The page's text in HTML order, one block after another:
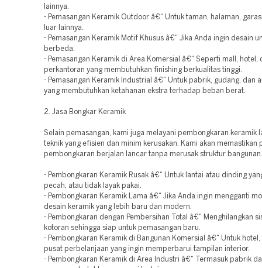
lainnya.
- Pemasangan Keramik Outdoor â€“ Untuk taman, halaman,
luar lainnya.
- Pemasangan Keramik Motif Khusus â€“ Jika Anda ingin desain
berbeda.
- Pemasangan Keramik di Area Komersial â€“ Seperti mall, hotel,
perkantoran yang membutuhkan finishing berkualitas tinggi.
- Pemasangan Keramik Industrial â€“ Untuk pabrik, gudang, dan
yang membutuhkan ketahanan ekstra terhadap beban berat.
2. Jasa Bongkar Keramik
Selain pemasangan, kami juga melayani pembongkaran keramik
teknik yang efisien dan minim kerusakan. Kami akan memastikan
pembongkaran berjalan lancar tanpa merusak struktur bangunan.
- Pembongkaran Keramik Rusak â€“ Untuk lantai atau dinding
pecah, atau tidak layak pakai.
- Pembongkaran Keramik Lama â€“ Jika Anda ingin mengganti
desain keramik yang lebih baru dan modern.
- Pembongkaran dengan Pembersihan Total â€“ Menghilangkan
kotoran sehingga siap untuk pemasangan baru.
- Pembongkaran Keramik di Bangunan Komersial â€“ Untuk
pusat perbelanjaan yang ingin memperbarui tampilan interior.
- Pembongkaran Keramik di Area Industri â€“ Termasuk pabrik